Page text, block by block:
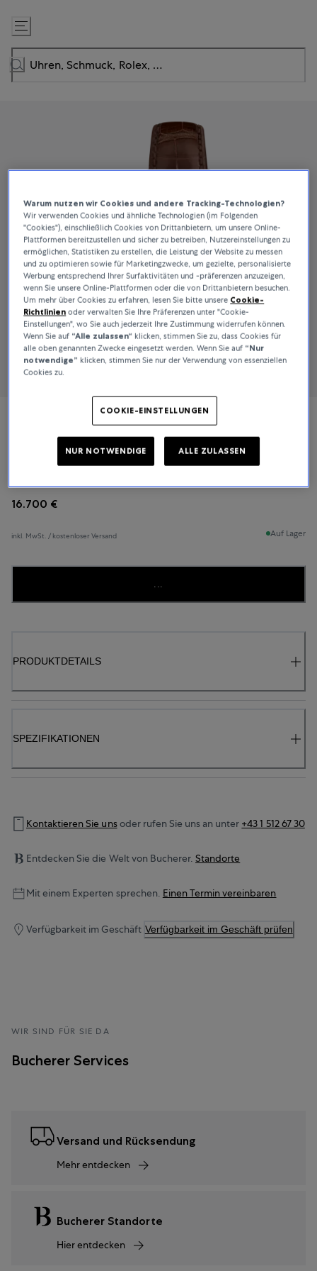
Zum
Inhalt
springen
Damen Ultraplate
16.700 €
inkl. MwSt. / kostenloser Versand Auf Lager
...
PRODUKTDETAILS
SPEZIFIKATIONEN
Kontaktieren Sie unsoder rufen Sie uns an unter +43 1 512 67 30
Entdecken Sie die Welt von Bucherer. Standorte
Mit einem Experten sprechen. Einen Termin vereinbaren
Verfügbarkeit im Geschäft Verfügbarkeit im Geschäft prüfen
WIR SIND FÜR SIE DA
Bucherer Services
Versand und Rücksendung
Mehr entdecken
Bucherer Standorte
Hier entdecken
Warum nutzen wir Cookies und andere Tracking-Technologien?
Wir verwenden Cookies und ähnliche Technologien (im Folgenden
"Cookies"), einschließlich Cookies von Drittanbietern, um unsere Online-
Plattformen bereitzustellen und sicher zu betreiben, Nutzereinstellungen zu
ermöglichen, Statistiken zu erstellen, die Leistung der Website zu messen
und zu optimieren sowie für Marketingzwecke, um gezielte, personalisierte
Werbung entsprechend Ihrer Surfaktivitäten und -präferenzen anzuzeigen,
wenn Sie unsere Online-Plattformen oder die von Drittanbietern besuchen.
Um mehr über Cookies zu erfahren, lesen Sie bitte unsere Cookie-
Richtlinien oder verwalten Sie Ihre Präferenzen unter "Cookie-
Einstellungen", wo Sie auch jederzeit Ihre Zustimmung widerrufen können.
Wenn Sie auf “Alle zulassen“ klicken, stimmen Sie zu, dass Cookies für
alle oben genannten Zwecke eingesetzt werden. Wenn Sie auf “Nur
notwendige” klicken, stimmen Sie nur der Verwendung von essenziellen
Cookies zu.
COOKIE-EINSTELLUNGEN
NUR NOTWENDIGE ALLE ZULASSEN